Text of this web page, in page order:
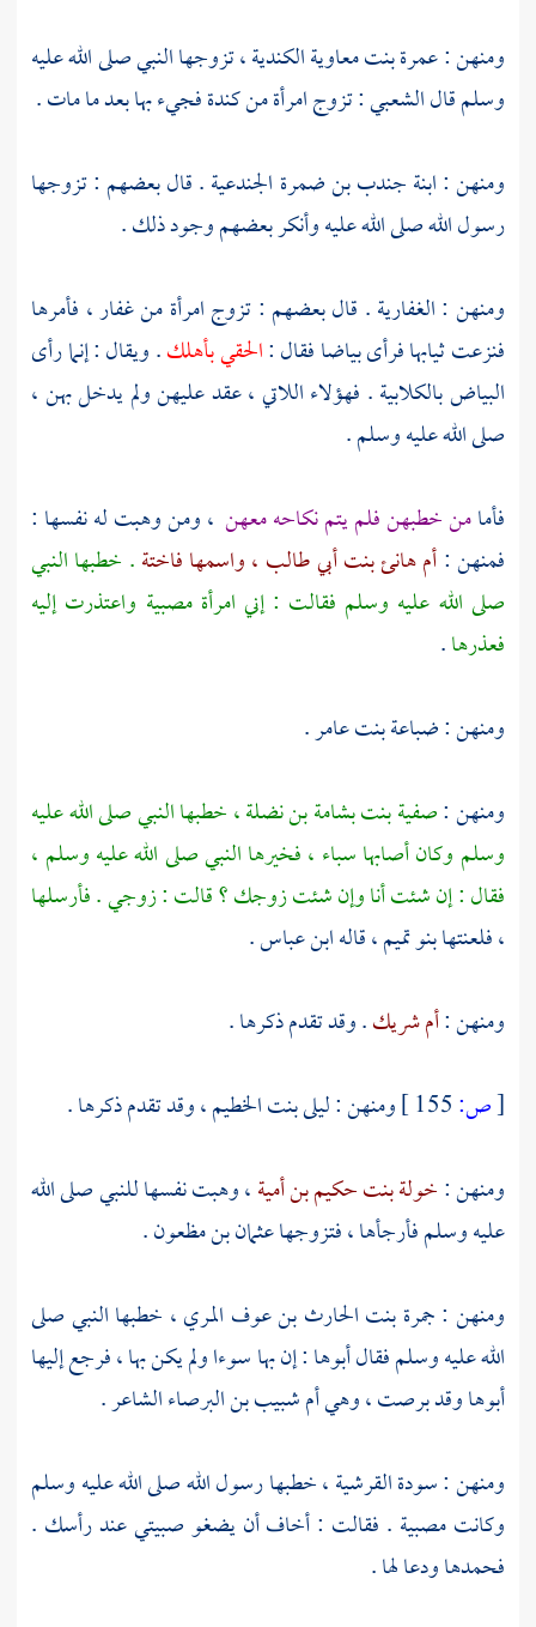
ومنهن :عمرة بنت معاوية الكندية، تزوجها النبي صلى الله عليه
وسلم قالالشعبي: تزوج امرأة منكندةفجيء بها بعد ما مات .
ومنهن :ابنة جندب بن ضمرة الجندعية. قال بعضهم : تزوجها
رسول الله صلى الله عليه وأنكر بعضهم وجود ذلك .
ومنهن :الغفارية. قال بعضهم : تزوج امرأة منغفار، فأمرها
فنزعت ثيابها فرأى بياضا فقال :الحقي بأهلك. ويقال : إنما رأى
البياض بالكلابية . فهؤلاء اللاتي ، عقد عليهن ولم يدخل بهن ،
صلى الله عليه وسلم .
فأمامن خطبهن فلم يتم نكاحه معهن ، ومن وهبت له نفسها :
فمنهن :أم هانئ بنت أبي طالب ، واسمها فاختة. خطبها النبي
صلى الله عليه وسلم فقالت : إني امرأة مصبية واعتذرت إليه
فعذرها.
ومنهن :ضباعة بنت عامر.
ومنهن :صفية بنت بشامة بن نضلة، خطبها النبي صلى الله عليه
وسلم وكان أصابها سباء ، فخيرها النبي صلى الله عليه وسلم ،
فقال : إن شئت أنا وإن شئت زوجك ؟ قالت : زوجي . فأرسلها
، فلعنتهابنو تميم، قالهابن عباس.
ومنهن :أم شريك. وقد تقدم ذكرها .
[ص: ومنهن :ليلى بنت الخطيم، وقد تقدم ذكرها .
ومنهن :خولة بنت حكيم بن أمية، وهبت نفسها للنبي صلى الله
عليه وسلم فأرجأها ، فتزوجهاعثمان بن مظعون.
ومنهن :جمرة بنت الحارث بن عوف المري، خطبها النبي صلى
الله عليه وسلم فقال أبوها : إن بها سوءا ولم يكن بها ، فرجع إليها
أبوها وقد برصت ، وهيأم شبيب بن البرصاءالشاعر .
ومنهن :سودة القرشية، خطبها رسول الله صلى الله عليه وسلم
وكانت مصبية . فقالت : أخاف أن يضغو صبيتي عند رأسك .
فحمدها ودعا لها .